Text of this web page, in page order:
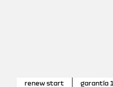
renew start garantía